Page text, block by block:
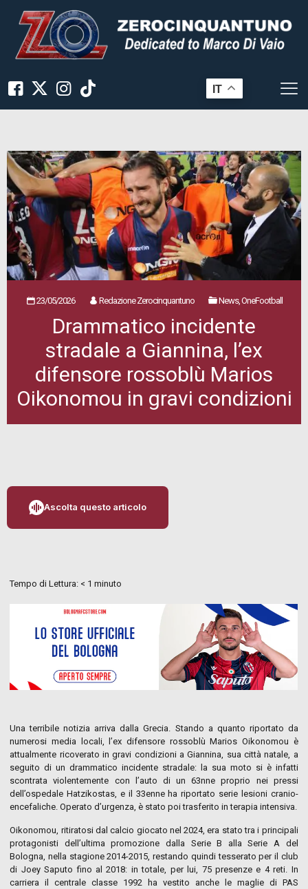
IT
23/05/2026 Redazione Zerocinquantuno News, OneFootball
Drammatico incidente
stradale a Giannina, l’ex
difensore rossoblù Marios
Oikonomou in gravi condizioni
Ascolta questo articolo
Tempo di Lettura: < 1 minuto
Una terribile notizia arriva dalla Grecia. Stando a quanto riportato da
numerosi media locali, l’ex difensore rossoblù Marios Oikonomou è
attualmente ricoverato in gravi condizioni a Giannina, sua città natale, a
seguito di un drammatico incidente stradale: la sua moto si è infatti
scontrata violentemente con l’auto di un 63nne proprio nei pressi
dell’ospedale Hatzikostas, e il 33enne ha riportato serie lesioni cranio-
encefaliche. Operato d’urgenza, è stato poi trasferito in terapia intensiva.
Oikonomou, ritiratosi dal calcio giocato nel 2024, era stato tra i principali
protagonisti dell’ultima promozione dalla Serie B alla Serie A del
Bologna, nella stagione 2014-2015, restando quindi tesserato per il club
di Joey Saputo fino al 2018: in totale, per lui, 75 presenze e 4 reti. In
carriera il centrale classe 1992 ha vestito anche le maglie di PAS